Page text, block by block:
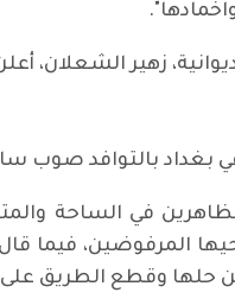
زهير الشعلان،
بغداد بالتوافد صوب
في الساحة
المرفوضين، فيما
حلها وقطع الطريق